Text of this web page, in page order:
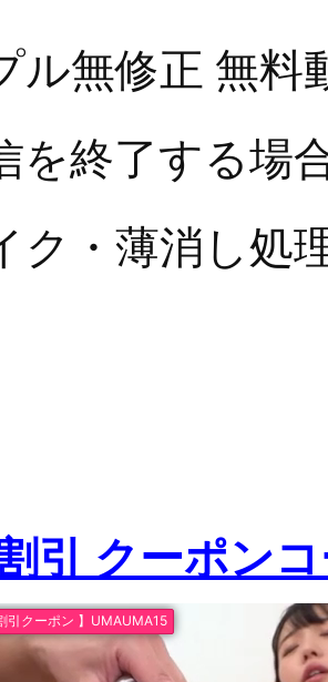
無修正 無料
を終了する
ク・薄消し処
引 クーポン